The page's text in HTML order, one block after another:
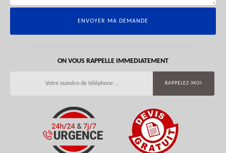
ON VOUS RAPPELLE IMMEDIATEMENT